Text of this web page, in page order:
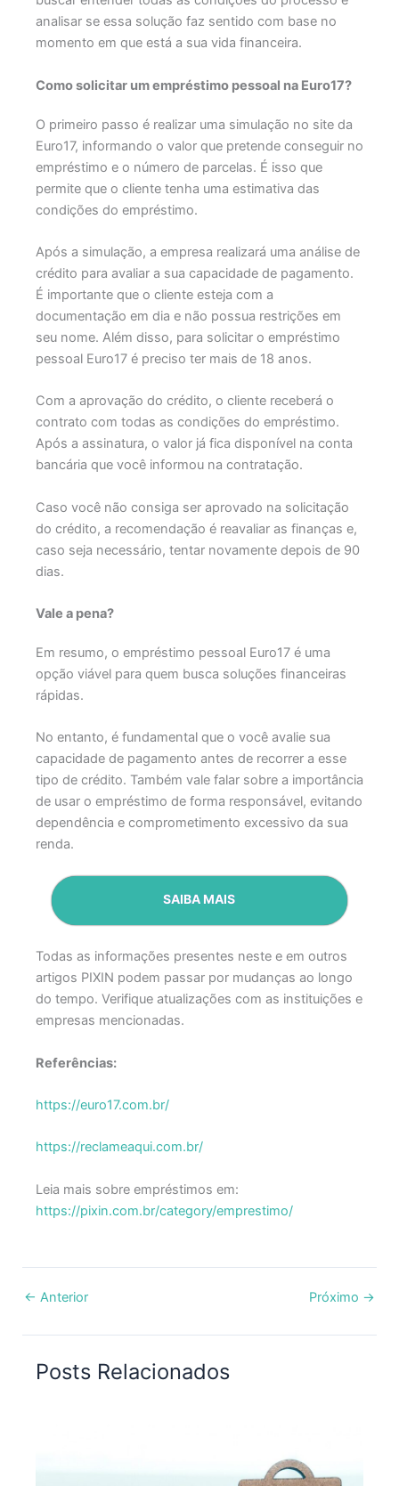
analisar se essa solução faz sentido com base no
momento em que está a sua vida financeira.
Como solicitar um empréstimo pessoal na Euro17?
O primeiro passo é realizar uma simulação no site da
Euro17, informando o valor que pretende conseguir no
empréstimo e o número de parcelas. É isso que
permite que o cliente tenha uma estimativa das
condições do empréstimo.
Após a simulação, a empresa realizará uma análise de
crédito para avaliar a sua capacidade de pagamento.
É importante que o cliente esteja com a
documentação em dia e não possua restrições em
seu nome. Além disso, para solicitar o empréstimo
pessoal Euro17 é preciso ter mais de 18 anos.
Com a aprovação do crédito, o cliente receberá o
contrato com todas as condições do empréstimo.
Após a assinatura, o valor já fica disponível na conta
bancária que você informou na contratação.
Caso você não consiga ser aprovado na solicitação
do crédito, a recomendação é reavaliar as finanças e,
caso seja necessário, tentar novamente depois de 90
dias.
Vale a pena?
Em resumo, o empréstimo pessoal Euro17 é uma
opção viável para quem busca soluções financeiras
rápidas.
No entanto, é fundamental que o você avalie sua
capacidade de pagamento antes de recorrer a esse
tipo de crédito. Também vale falar sobre a importância
de usar o empréstimo de forma responsável, evitando
dependência e comprometimento excessivo da sua
renda.
SAIBA MAIS
Todas as informações presentes neste e em outros
artigos PIXIN podem passar por mudanças ao longo
do tempo. Verifique atualizações com as instituições e
empresas mencionadas.
Referências:
https://euro17.com.br/
https://reclameaqui.com.br/
Leia mais sobre empréstimos em:
https://pixin.com.br/category/emprestimo/
← Anterior Próximo →
Posts Relacionados